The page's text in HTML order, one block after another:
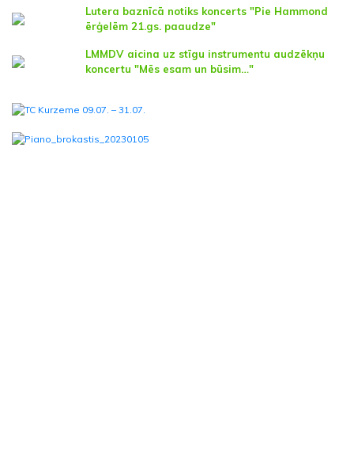
Lutera baznīcā notiks koncerts "Pie Hammond
ērģelēm 21.gs. paaudze"
LMMDV aicina uz stīgu instrumentu audzēkņu
koncertu "Mēs esam un būsim…"